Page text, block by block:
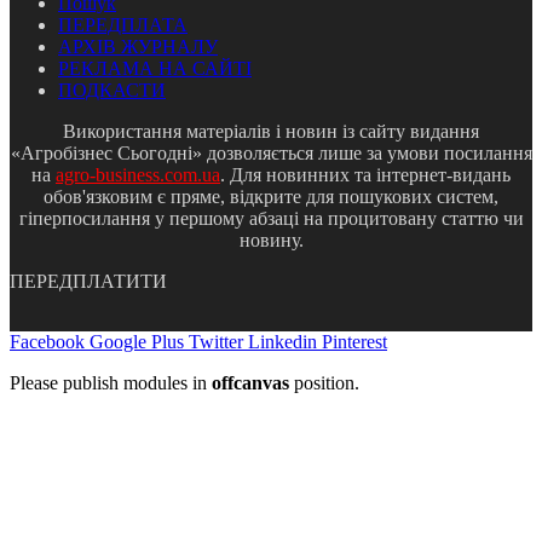
ПЕРЕДПЛАТА
АРХІВ ЖУРНАЛУ
РЕКЛАМА НА САЙТІ
ПОДКАСТИ
Використання матеріалів і новин із сайту видання
«Агробізнес Сьогодні» дозволяється лише за умови посилання
на agro-business.com.ua. Для новинних та інтернет-видань
обов'язковим є пряме, відкрите для пошукових систем,
гіперпосилання у першому абзаці на процитовану статтю чи
новину.
ПЕРЕДПЛАТИТИ
Facebook Google Plus Twitter Linkedin Pinterest
Please publish modules in offcanvas position.